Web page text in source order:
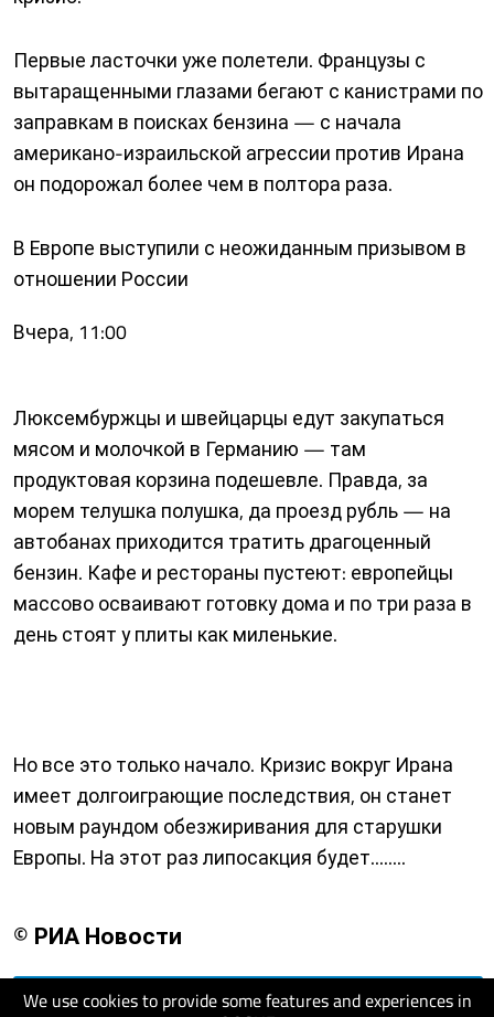
We use cookies to provide some features and experiences in
Первые ласточки уже полетели. Французы с
вытаращенными глазами бегают с канистрами по
заправкам в поисках бензина — с начала
американо-израильской агрессии против Ирана
он подорожал более чем в полтора раза.
В Европе выступили с неожиданным призывом в
отношении России
Вчера, 11:00
Люксембуржцы и швейцарцы едут закупаться
мясом и молочкой в Германию — там
продуктовая корзина подешевле. Правда, за
морем телушка полушка, да проезд рубль — на
автобанах приходится тратить драгоценный
бензин. Кафе и рестораны пустеют: европейцы
массово осваивают готовку дома и по три раза в
день стоят у плиты как миленькие.
Но все это только начало. Кризис вокруг Ирана
имеет долгоиграющие последствия, он станет
новым раундом обезжиривания для старушки
Европы. На этот раз липосакция будет........
© РИА Новости